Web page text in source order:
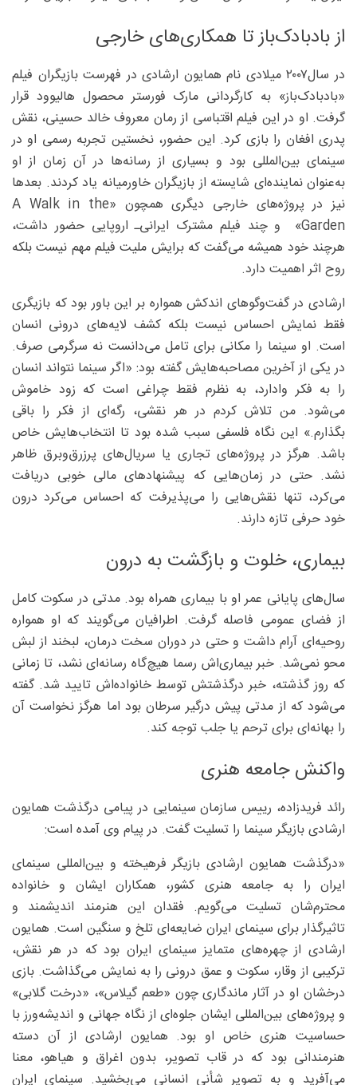
از بادبادک‌باز تا همکاری‌های خارجی
در سال‌۲۰۰۷ میلادی نام همایون ارشادی در فهرست بازیگران فیلم
«بادبادک‌باز» به کارگردانی مارک فورستر محصول هالیوود قرار
گرفت. او در این فیلم اقتباسی از رمان معروف خالد حسینی، نقش
پدری افغان را بازی کرد. این حضور، نخستین تجربه رسمی او در
سینمای بین‌المللی بود و بسیاری از رسانه‌ها در آن زمان از او
به‌‌عنوان نماینده‌ای شایسته از بازیگران خاورمیانه یاد کردند. بعدها
نیز در پروژه‌های خارجی دیگری همچون «A Walk in the
Garden» و چند فیلم مشترک ایرانی‌ـ ‌اروپایی حضور داشت،
هرچند خود همیشه می‌گفت که برایش ملیت فیلم مهم نیست بلکه
روح اثر اهمیت دارد.
ارشادی در گفت‌وگوهای اندکش همواره بر این باور بود که بازیگری
فقط نمایش احساس نیست بلکه کشف لایه‌های درونی انسان
است. او سینما را مکانی برای تامل می‌دانست نه سرگرمی صرف.
در یکی از آخرین مصاحبه‌هایش گفته بود: «اگر سینما نتواند انسان
را به فکر وادارد، به نظرم فقط چراغی است که زود خاموش
می‌شود. من تلاش کردم در هر نقشی، رگه‌ای از فکر را باقی
بگذارم.» این نگاه فلسفی سبب شده بود تا انتخاب‌هایش خاص
باشد. هرگز در پروژه‌های تجاری یا سریال‌های پرزرق‌وبرق ظاهر
نشد. حتی در زمان‌هایی که پیشنهادهای مالی خوبی دریافت
می‌کرد، تنها نقش‌هایی را می‌پذیرفت که احساس می‌کرد درون
خود حرفی تازه دارند.
بیماری، خلوت و بازگشت به درون
سال‌های پایانی عمر او با بیماری همراه بود. مدتی در سکوت کامل
از فضای عمومی فاصله گرفت. اطرافیان می‌گویند که او همواره
روحیه‌ای آرام داشت و حتی در دوران سخت درمان، لبخند از لبش
محو نمی‌شد. خبر بیماری‌اش رسما هیچ‌گاه رسانه‌ای نشد، تا زمانی
که روز گذشته، خبر درگذشتش توسط خانواده‌اش تایید شد. گفته
می‌شود که از مدتی پیش درگیر سرطان بود اما هرگز نخواست آن
را بهانه‌ای برای ترحم یا جلب توجه کند.
واکنش جامعه هنری
رائد فریدزاده، رییس سازمان سینمایی در پیامی درگذشت همایون
ارشادی بازیگر سینما را تسلیت گفت. در پیام وی آمده است:
«درگذشت همایون ارشادی بازیگر فرهیخته و بین‌المللی سینمای
ایران را به جامعه هنری کشور، همکاران ایشان و خانواده
محترم‌شان تسلیت می‌گویم. فقدان این هنرمند اندیشمند و
تاثیرگذار برای سینمای ایران ضایعه‌ای تلخ و سنگین است. همایون
ارشادی از چهره‌های متمایز سینمای ایران بود که در هر نقش،
ترکیبی از وقار، سکوت و عمق درونی را به نمایش می‌گذاشت. بازی
درخشان او در آثار ماندگاری چون «طعم گیلاس»، «درخت گلابی»
و پروژه‌های بین‌المللی ایشان جلوه‌ای از نگاه جهانی و اندیشه‌ورز با
حساسیت هنری خاص او بود. همایون ارشادی از آن دسته
هنرمندانی بود که در قاب تصویر، بدون اغراق و هیاهو، معنا
می‌آفرید و به تصویر شأنی انسانی می‌بخشید. سینمای ایران